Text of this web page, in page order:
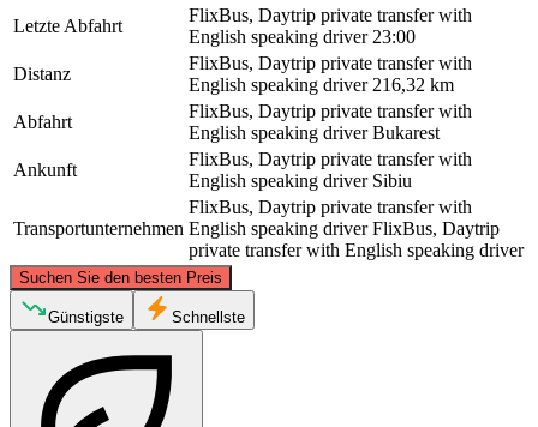
Letzte Abfahrt
FlixBus, Daytrip private transfer with
English speaking driver 23:00
Distanz
FlixBus, Daytrip private transfer with
English speaking driver 216,32 km
Abfahrt
FlixBus, Daytrip private transfer with
English speaking driver Bukarest
Ankunft
FlixBus, Daytrip private transfer with
English speaking driver Sibiu
Transportunternehmen
FlixBus, Daytrip private transfer with
English speaking driver FlixBus, Daytrip
private transfer with English speaking driver
Suchen Sie den besten Preis
Sibiu
©CARTO, ©OpenStreetMapcontributors
Günstigste Schnellste